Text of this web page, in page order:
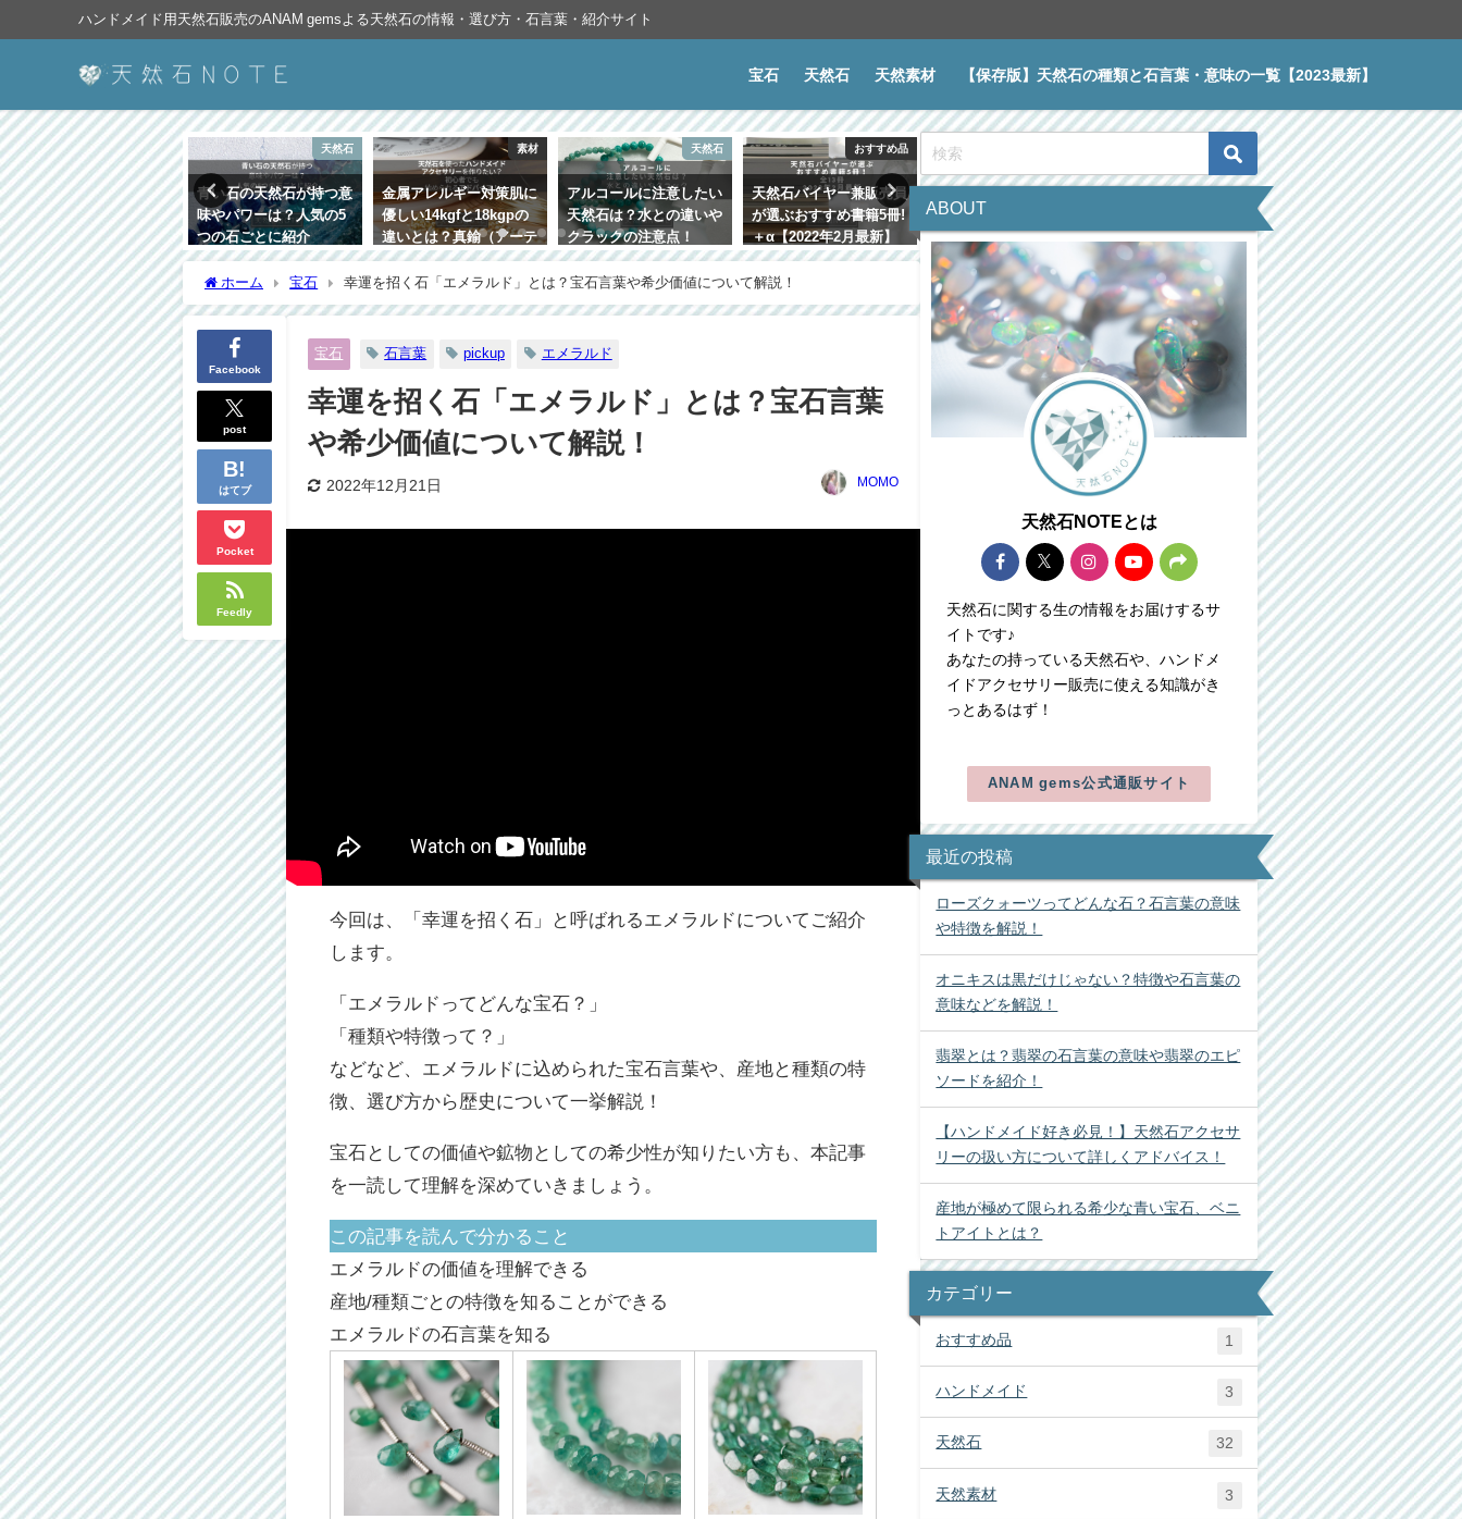
ハンドメイド用天然石販売のANAM gemsよる天然石の情報・選び方・石言葉・紹介サイト
宝石 天然石 天然素材 【保存版】天然石の種類と石言葉・意味の一覧【2023最新】
天然石
青い石の天然石が持つ意
味やパワーは？人気の5
つの石ごとに紹介
2022年1月27日
素材
金属アレルギー対策肌に
優しい14kgfと18kgpの
違いとは？真鍮（アーテ
ィスティックワイヤー）
についても解説！
2021年12月25日
天然石
アルコールに注意したい
天然石は？水との違いや
クラックの注意点！
おすすめ品
天然石バイヤー兼販売員
が選ぶおすすめ書籍5冊!
＋α【2022年2月最新】
ハンドメイド
ハンドメイドを販売する
ときに気をつけたい5つ
の注意点
と石言葉・意味の一覧
【2023最新】
2021年7月2日
天然石
世界が注目する不思議な
石アンデシンとは？石言
葉や効果・選び方・お手
入れ
2021年4月12日
宝石
サファイアとは？実は虹
色のジュエリー！その価
値や種類、宝石言葉まで
紹介！
2021年8月4日
ホーム 宝石 幸運を招く石「エメラルド」とは？宝石言葉や希少価値について解説！
Facebook
post
はてブ
Pocket
Feedly
宝石 石言葉 pickup エメラルド
幸運を招く石「エメラルド」とは？宝石言葉
や希少価値について解説！
2022年12月21日 MOMO
今回は、「幸運を招く石」と呼ばれるエメラルドについてご紹介
します。
「エメラルドってどんな宝石？」
「種類や特徴って？」
などなど、エメラルドに込められた宝石言葉や、産地と種類の特
徴、選び方から歴史について一挙解説！
宝石としての価値や鉱物としての希少性が知りたい方も、本記事
を一読して理解を深めていきましょう。
この記事を読んで分かること
エメラルドの価値を理解できる
産地/種類ごとの特徴を知ることができる
エメラルドの石言葉を知る
ABOUT
天然石NOTEとは
天然石に関する生の情報をお届けするサ
イトです♪
あなたの持っている天然石や、ハンドメ
イドアクセサリー販売に使える知識がき
っとあるはず！
ANAM gems公式通販サイト
最近の投稿
ローズクォーツってどんな石？石言葉の意味
や特徴を解説！
オニキスは黒だけじゃない？特徴や石言葉の
意味などを解説！
翡翠とは？翡翠の石言葉の意味や翡翠のエピ
ソードを紹介！
【ハンドメイド好き必見！】天然石アクセサ
リーの扱い方について詳しくアドバイス！
産地が極めて限られる希少な青い宝石、ベニ
トアイトとは？
カテゴリー
おすすめ品 1
ハンドメイド 3
天然石 32
天然素材 3